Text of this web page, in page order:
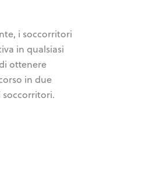
i soccorritori
in qualsiasi
ottenere
in due